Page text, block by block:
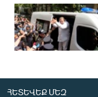
ՀԵՏԵՎԵՔ ՄԵԶ